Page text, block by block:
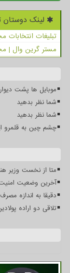
لینک دوستان
تبلیغات انتخابات
مستر گرین وال |
موبایل ها پشت
شما نظر بدهید
شما نظر بدهید
چشم چین به قلمرو
متا از نخست وزیر
آخرین وضعیت
دقیقا به اندازه
تلاقی دو اراده